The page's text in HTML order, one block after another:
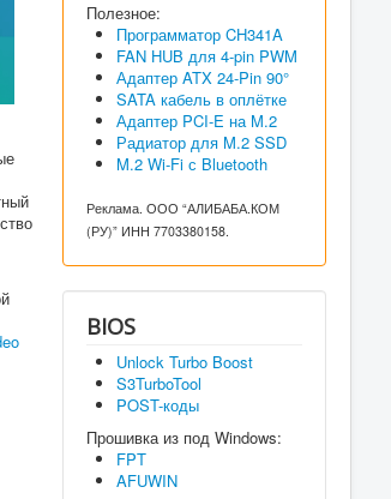
Полезное:
Программатор CH341A
FAN HUB для 4-pin PWM
Адаптер ATX 24-Pin 90°
SATA кабель в оплётке
Адаптер PCI-E на M.2
Радиатор для M.2 SSD
M.2 Wi-Fi с Bluetooth
Реклама. ООО “АЛИБАБА.КОМ
(РУ)” ИНН 7703380158.
BIOS
Unlock Turbo Boost
S3TurboTool
POST-коды
Прошивка из под Windows:
FPT
AFUWIN